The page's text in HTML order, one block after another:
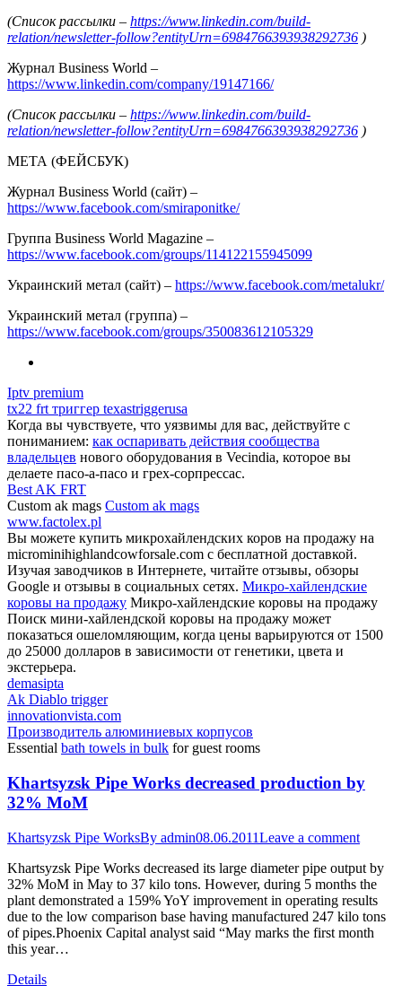
(Список рассылки – https://www.linkedin.com/build-
relation/newsletter-follow?entityUrn=6984766393938292736 )
Журнал Business World –
https://www.linkedin.com/company/19147166/
(Список рассылки – https://www.linkedin.com/build-
relation/newsletter-follow?entityUrn=6984766393938292736 )
МЕТА (ФЕЙСБУК)
Журнал Business World (сайт) –
https://www.facebook.com/smiraponitke/
Группа Business World Magazine –
https://www.facebook.com/groups/114122155945099
Украинский метал (сайт) – https://www.facebook.com/metalukr/
Украинский метал (группа) –
https://www.facebook.com/groups/350083612105329
Iptv premium
tx22 frt триггер texastriggerusa
Когда вы чувствуете, что уязвимы для вас, действуйте с
пониманием: как оспаривать действия сообщества
владельцев нового оборудования в Vecindia, которое вы
делаете пасо-а-пасо и грех-сорпрессас.
Best AK FRT
Custom ak mags Custom ak mags
www.factolex.pl
Вы можете купить микрохайлендских коров на продажу на
microminihighlandcowforsale.com с бесплатной доставкой.
Изучая заводчиков в Интернете, читайте отзывы, обзоры
Google и отзывы в социальных сетях. Микро-хайлендские
коровы на продажу Микро-хайлендские коровы на продажу
Поиск мини-хайлендской коровы на продажу может
показаться ошеломляющим, когда цены варьируются от 1500
до 25000 долларов в зависимости от генетики, цвета и
экстерьера.
demasipta
Ak Diablo trigger
innovationvista.com
Производитель алюминиевых корпусов
Essential bath towels in bulk for guest rooms
Khartsyzsk Pipe Works decreased production by
32% MoM
Khartsyzsk Pipe WorksBy admin08.06.2011Leave a comment
Khartsyzsk Pipe Works decreased its large diameter pipe output by
32% MoM in May to 37 kilo tons. However, during 5 months the
plant demonstrated a 159% YoY improvement in operating results
due to the low comparison base having manufactured 247 kilo tons
of pipes.Phoenix Capital analyst said “May marks the first month
this year…
Details